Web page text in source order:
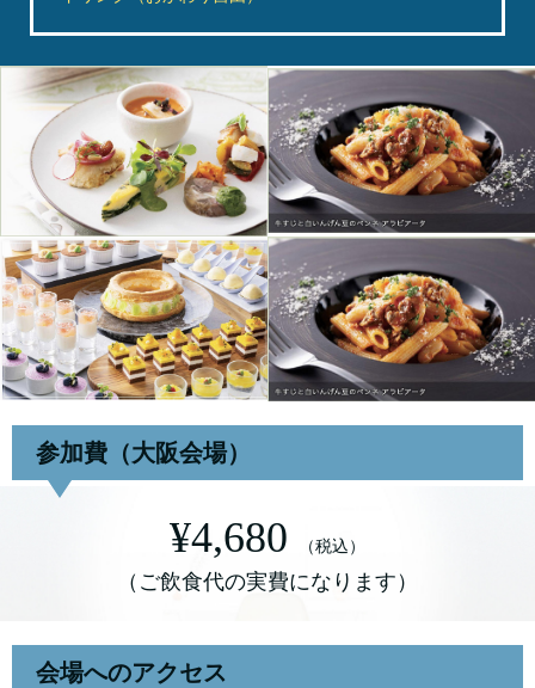
参加費（大阪会場）
¥4,680 （税込）
（ご飲食代の実費になります）
会場へのアクセス